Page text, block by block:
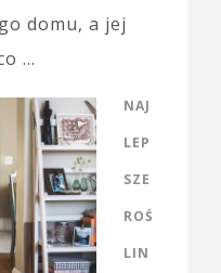
domu, a jej
…
NAJ
LEP
SZE
ROŚ
LIN